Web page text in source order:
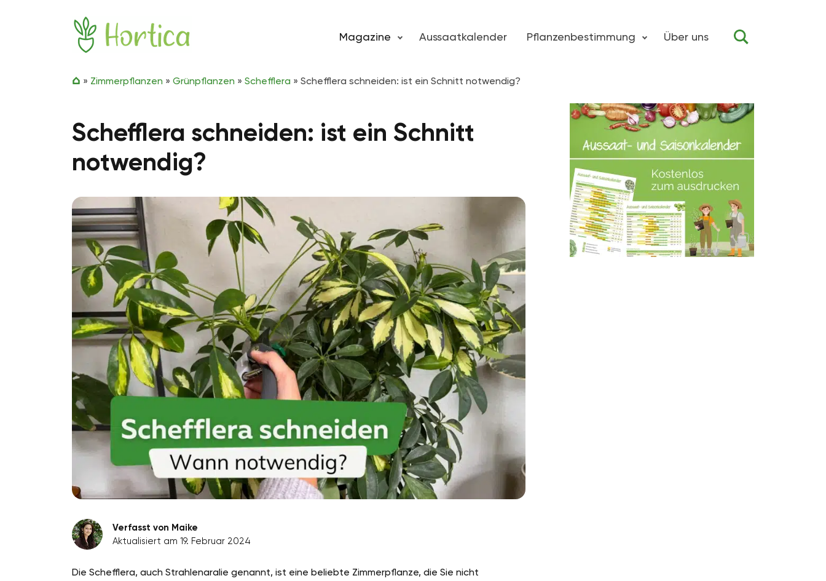
Magazine Aussaatkalender Pflanzenbestimmung Über uns
» Zimmerpflanzen » Grünpflanzen » Schefflera » Schefflera schneiden: ist ein Schnitt notwendig?
Schefflera schneiden: ist ein Schnitt
notwendig?
Verfasst von Maike
Aktualisiert am 19. Februar 2024
Die Schefflera, auch Strahlenaralie genannt, ist eine beliebte Zimmerpflanze, die Sie nicht